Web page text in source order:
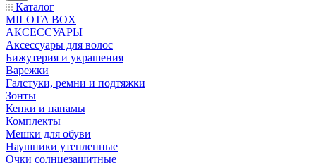
Каталог
MILOTA BOX
АКСЕССУАРЫ
Аксессуары для волос
Бижутерия и украшения
Варежки
Галстуки, ремни и подтяжки
Зонты
Кепки и панамы
Комплекты
Мешки для обуви
Наушники утепленные
Очки солнцезащитные